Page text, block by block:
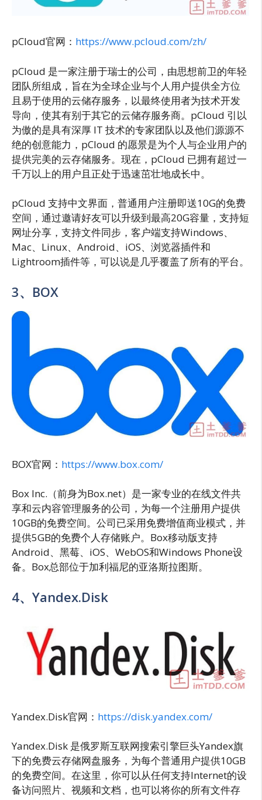
pCloud官网： https://www.pcloud.com/zh/
pCloud 是一家注册于瑞士的公司，由思想前卫的年轻
团队所组成，旨在为全球企业与个人用户提供全方位
且易于使用的云储存服务，以最终使用者为技术开发
导向，使其有别于其它的云储存服务商。pCloud 引以
为傲的是具有深厚 IT 技术的专家团队以及他们源源不
绝的创意能力，pCloud 的愿景是为个人与企业用户的
提供完美的云存储服务。现在，pCloud 已拥有超过一
千万以上的用户且正处于迅速茁壮地成长中。
pCloud 支持中文界面，普通用户注册即送10G的免费
空间，通过邀请好友可以升级到最高20G容量，支持短
网址分享，支持文件同步，客户端支持Windows、
Mac、Linux、Android、iOS、浏览器插件和
Lightroom插件等，可以说是几乎覆盖了所有的平台。
3、BOX
BOX官网： https://www.box.com/
Box Inc.（前身为Box.net）是一家专业的在线文件共
享和云内容管理服务的公司，为每一个注册用户提供
10GB的免费空间。公司已采用免费增值商业模式，并
提供5GB的免费个人存储账户。Box移动版支持
Android、黑莓、iOS、WebOS和Windows Phone设
备。Box总部位于加利福尼的亚洛斯拉图斯。
4、Yandex.Disk
Yandex.Disk官网： https://disk.yandex.com/
Yandex.Disk 是俄罗斯互联网搜索引擎巨头Yandex旗
下的免费云存储网盘服务，为每个普通用户提供10GB
的免费空间。在这里，你可以从任何支持Internet的设
备访问照片、视频和文档，也可以将你的所有文件存